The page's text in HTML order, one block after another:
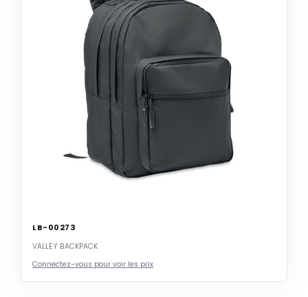
LB-00273
VALLEY BACKPACK
Connectez-vous pour voir les prix